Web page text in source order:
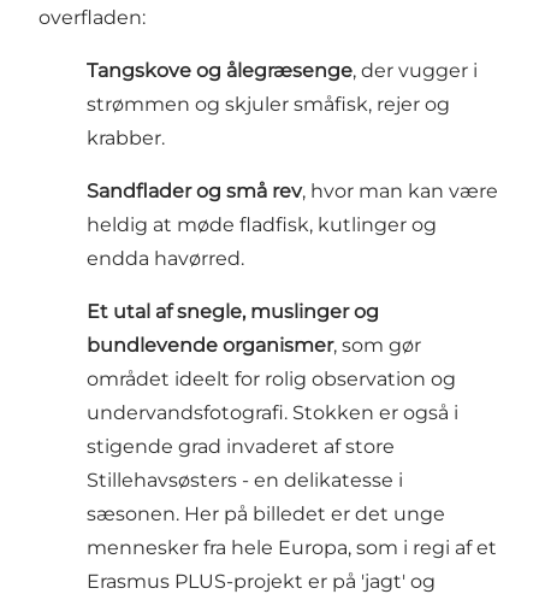
overfladen:
Tangskove og ålegræsenge, der vugger i
strømmen og skjuler småfisk, rejer og
krabber.
Sandflader og små rev, hvor man kan være
heldig at møde fladfisk, kutlinger og
endda havørred.
Et utal af snegle, muslinger og
bundlevende organismer, som gør
området ideelt for rolig observation og
undervandsfotografi. Stokken er også i
stigende grad invaderet af store
Stillehavsøsters - en delikatesse i
sæsonen. Her på billedet er det unge
mennesker fra hele Europa, som i regi af et
Erasmus PLUS-projekt er på 'jagt' og